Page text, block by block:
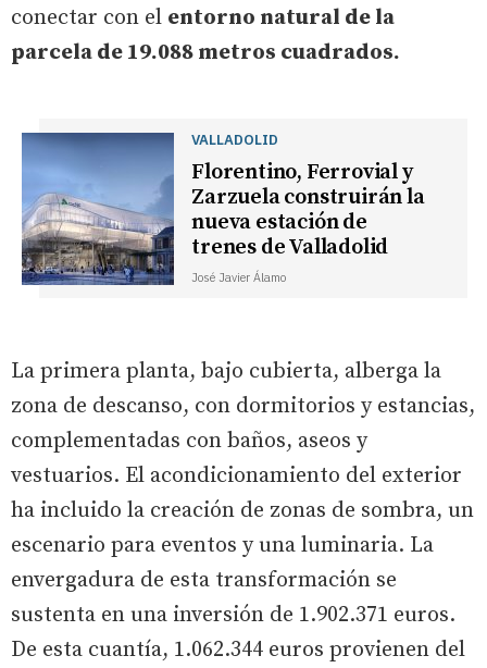
conectar con el entorno natural de la
parcela de 19.088 metros cuadrados.
VALLADOLID
Florentino, Ferrovial y
Zarzuela construirán la
nueva estación de
trenes de Valladolid
José Javier Álamo
La primera planta, bajo cubierta, alberga la
zona de descanso, con dormitorios y estancias,
complementadas con baños, aseos y
vestuarios. El acondicionamiento del exterior
ha incluido la creación de zonas de sombra, un
escenario para eventos y una luminaria. La
envergadura de esta transformación se
sustenta en una inversión de 1.902.371 euros.
De esta cuantía, 1.062.344 euros provienen del